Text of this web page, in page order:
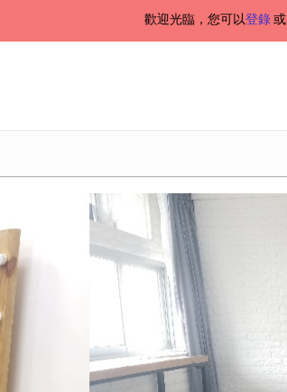
歡迎光臨，您可以登錄或